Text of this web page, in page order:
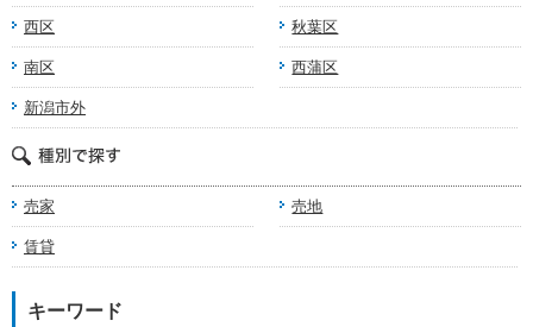
西区 秋葉区
南区 西蒲区
新潟市外
売家 売地
賃貸
キーワード